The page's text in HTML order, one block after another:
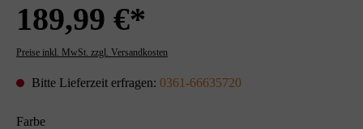
189,99 €*
Preise inkl. MwSt. zzgl. Versandkosten
Bitte Lieferzeit erfragen: 0361-66635720
Farbe